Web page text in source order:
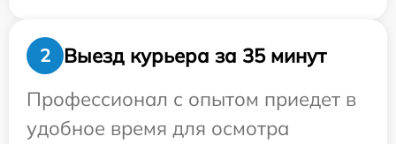
2
Выезд курьера за 35 минут
Профессионал с опытом приедет в
удобное время для осмотра